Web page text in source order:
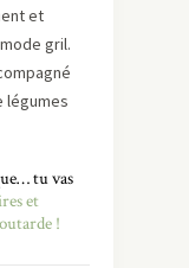
et
gril.
légumes
tu vas
et
!